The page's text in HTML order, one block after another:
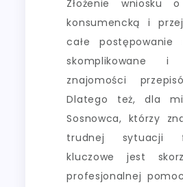
Złożenie wniosku
konsumencką i
całe
skomplikowane i
znajomości
Dlatego też, dla
Sosnowca, którzy
trudnej sytuacji
kluczowe jest
profesjonalnej